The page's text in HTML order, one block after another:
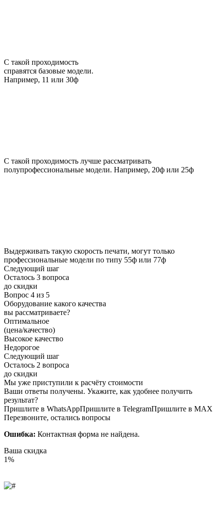
С такой проходимость
справятся базовые модели.
Например, 11 или 30ф
С такой проходимость лучше рассматривать
полупрофессиональные модели. Например, 20ф или 25ф
Выдерживать такую скорость печати, могут только
профессиональные модели по типу 55ф или 77ф
Следующий шаг
Осталось 3 вопроса
до скидки
Вопрос 4 из 5
Оборудование какого качества
вы рассматриваете?
Оптимальное
(цена/качество)
Высокое качество
Недорогое
Следующий шаг
Осталось 2 вопроса
до скидки
Мы уже приступили к расчёту стоимости
Ваши ответы получены. Укажите, как удобнее получить
результат?
Пришлите в WhatsAppПришлите в TelegramПришлите в MAX
Перезвоните, остались вопросы
Ошибка: Контактная форма не найдена.
Ваша скидка
1%